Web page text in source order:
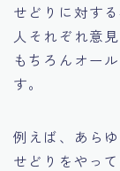
せどりに対す
人それぞれ意
もちろんオー
す。
例えば、あら
せどりをやっ